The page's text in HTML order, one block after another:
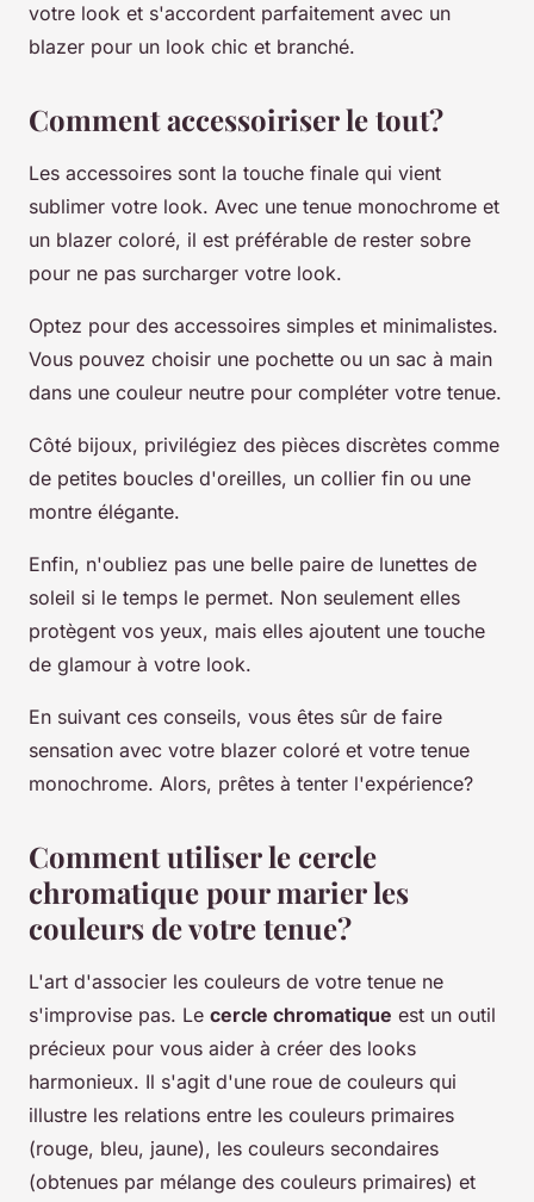
votre look et s'accordent parfaitement avec un
blazer pour un look chic et branché.
Comment accessoiriser le tout?
Les accessoires sont la touche finale qui vient
sublimer votre look. Avec une tenue monochrome et
un blazer coloré, il est préférable de rester sobre
pour ne pas surcharger votre look.
Optez pour des accessoires simples et minimalistes.
Vous pouvez choisir une pochette ou un sac à main
dans une couleur neutre pour compléter votre tenue.
Côté bijoux, privilégiez des pièces discrètes comme
de petites boucles d'oreilles, un collier fin ou une
montre élégante.
Enfin, n'oubliez pas une belle paire de lunettes de
soleil si le temps le permet. Non seulement elles
protègent vos yeux, mais elles ajoutent une touche
de glamour à votre look.
En suivant ces conseils, vous êtes sûr de faire
sensation avec votre blazer coloré et votre tenue
monochrome. Alors, prêtes à tenter l'expérience?
Comment utiliser le cercle
chromatique pour marier les
couleurs de votre tenue?
L'art d'associer les couleurs de votre tenue ne
s'improvise pas. Le cercle chromatique est un outil
précieux pour vous aider à créer des looks
harmonieux. Il s'agit d'une roue de couleurs qui
illustre les relations entre les couleurs primaires
(rouge, bleu, jaune), les couleurs secondaires
(obtenues par mélange des couleurs primaires) et